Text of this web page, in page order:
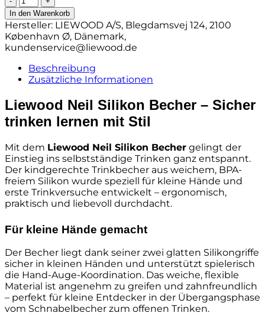
Neil
Silikon
Becher
„Farm
Sandy“,
150ml
In den Warenkorb
Hersteller: LIEWOOD A/S, Blegdamsvej 124, 2100
København Ø, Dänemark,
kundenservice@liewood.de
Beschreibung
Zusätzliche Informationen
Liewood Neil Silikon Becher – Sicher
trinken lernen mit Stil
Mit dem Liewood Neil Silikon Becher gelingt der
Einstieg ins selbstständige Trinken ganz entspannt.
Der kindgerechte Trinkbecher aus weichem, BPA-
freiem Silikon wurde speziell für kleine Hände und
erste Trinkversuche entwickelt – ergonomisch,
praktisch und liebevoll durchdacht.
Für kleine Hände gemacht
Der Becher liegt dank seiner zwei glatten Silikongriffe
sicher in kleinen Händen und unterstützt spielerisch
die Hand-Auge-Koordination. Das weiche, flexible
Material ist angenehm zu greifen und zahnfreundlich
– perfekt für kleine Entdecker in der Übergangsphase
vom Schnabelbecher zum offenen Trinken.